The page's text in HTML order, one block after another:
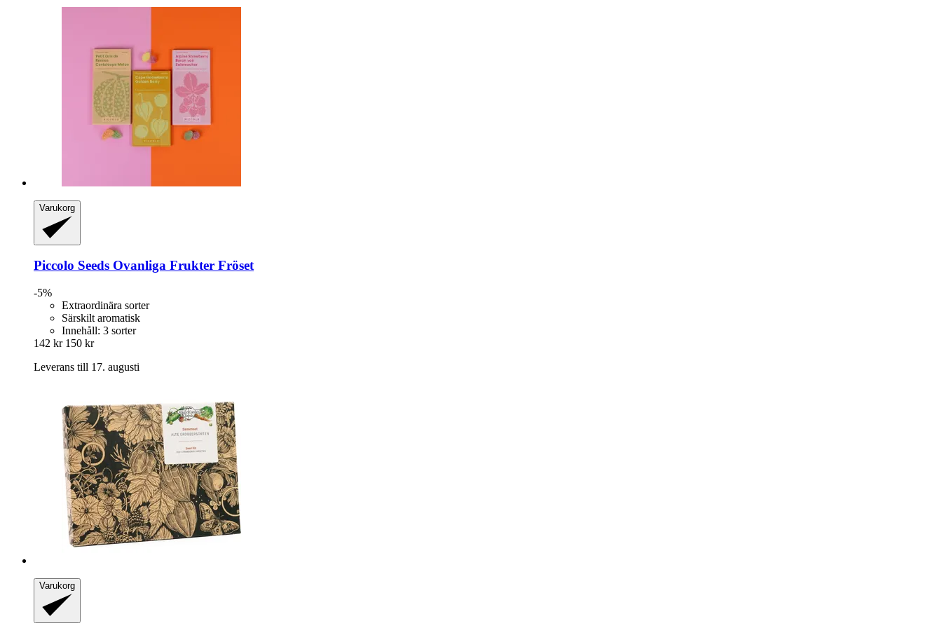
Varukorg
Piccolo Seeds Ovanliga Frukter Fröset
-5%
Extraordinära sorter
Särskilt aromatisk
Innehåll: 3 sorter
142 kr 150 kr
Leverans till 17. augusti
Varukorg